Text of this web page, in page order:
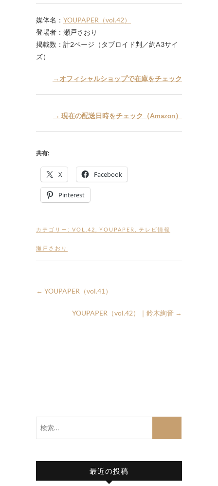
媒体名： YOUPAPER（vol.42）
登場者：瀬戸さおり
掲載数：計2ページ（タブロイド判／約A3サイ
ズ）
→オフィシャルショップで在庫をチェック
→ 現在の配送日時をチェック（Amazon）
共有:
X Facebook
Pinterest
カテゴリー: VOL.42 YOUPAPER テレビ情報
瀬戸さおり
← YOUPAPER（vol.41）
YOUPAPER（vol.42）｜鈴木絢音 →
最近の投稿